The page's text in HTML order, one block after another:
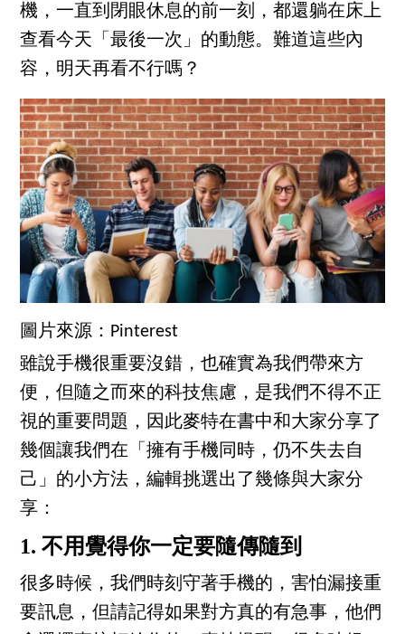
機，一直到閉眼休息的前一刻，都還躺在床上
查看今天「最後一次」的動態。難道這些內
容，明天再看不行嗎？
圖片來源：Pinterest
雖說手機很重要沒錯，也確實為我們帶來方
便，但隨之而來的科技焦慮，是我們不得不正
視的重要問題，因此麥特在書中和大家分享了
幾個讓我們在「擁有手機同時，仍不失去自
己」的小方法，編輯挑選出了幾條與大家分
享：
1. 不用覺得你一定要隨傳隨到
很多時候，我們時刻守著手機的，害怕漏接重
要訊息，但請記得如果對方真的有急事，他們